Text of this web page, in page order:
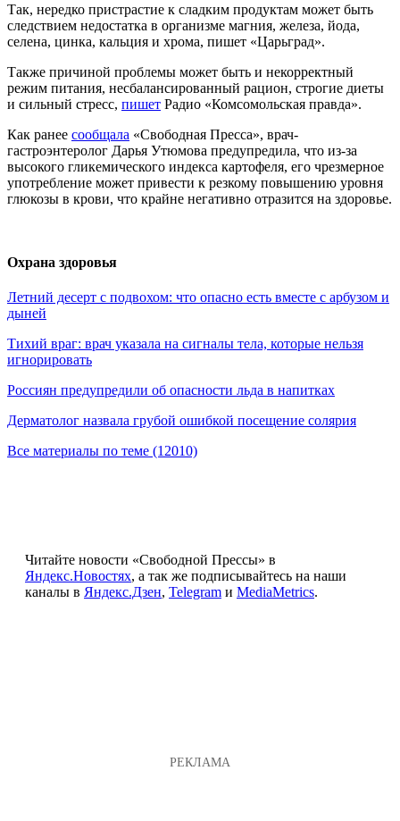
Так, нередко пристрастие к сладким продуктам может быть
следствием недостатка в организме магния, железа, йода,
селена, цинка, кальция и хрома, пишет «Царьград».
Также причиной проблемы может быть и некорректный
режим питания, несбалансированный рацион, строгие диеты
и сильный стресс, пишет Радио «Комсомольская правда».
Как ранее сообщала «Свободная Пресса», врач-
гастроэнтеролог Дарья Утюмова предупредила, что из-за
высокого гликемического индекса картофеля, его чрезмерное
употребление может привести к резкому повышению уровня
глюкозы в крови, что крайне негативно отразится на здоровье.
Охрана здоровья
Летний десерт с подвохом: что опасно есть вместе с арбузом и
дыней
Тихий враг: врач указала на сигналы тела, которые нельзя
игнорировать
Россиян предупредили об опасности льда в напитках
Дерматолог назвала грубой ошибкой посещение солярия
Все материалы по теме (12010)
Читайте новости «Свободной Прессы» в
Яндекс.Новостях, а так же подписывайтесь на наши
каналы в Яндекс.Дзен, Telegram и MediaMetrics.